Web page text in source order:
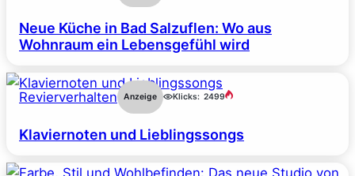
Neue Küche in Bad Salzuflen: Wo aus
Wohnraum ein Lebensgefühl wird
Revierverhalten Anzeige Klicks: 2499
Klaviernoten und Lieblingssongs